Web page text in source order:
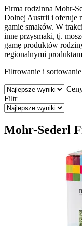
Firma rodzinna Mohr-
Dolnej Austrii i oferuje
gamie smaków. W
inne przysmaki, tj.
gamę produktów
regionalnymi
Filtrowanie i sortowanie
Filtr
Mohr-Sederl